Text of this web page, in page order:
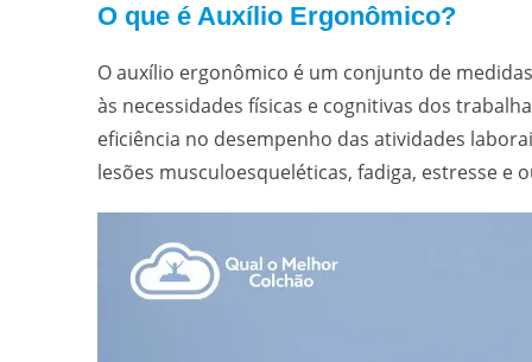
O que é Auxílio Ergonômico?
O auxílio ergonômico é um conjunto de
às necessidades físicas e cognitivas dos
eficiência no desempenho das atividades
lesões musculoesqueléticas, fadiga, estresse